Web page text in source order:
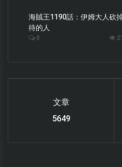
海賊王1190話：伊姆大人砍
待的人
0
文章
6119